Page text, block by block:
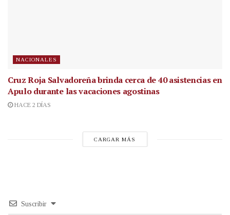
NACIONALES
Cruz Roja Salvadoreña brinda cerca de 40 asistencias en
Apulo durante las vacaciones agostinas
HACE 2 DÍAS
CARGAR MÁS
Suscribir